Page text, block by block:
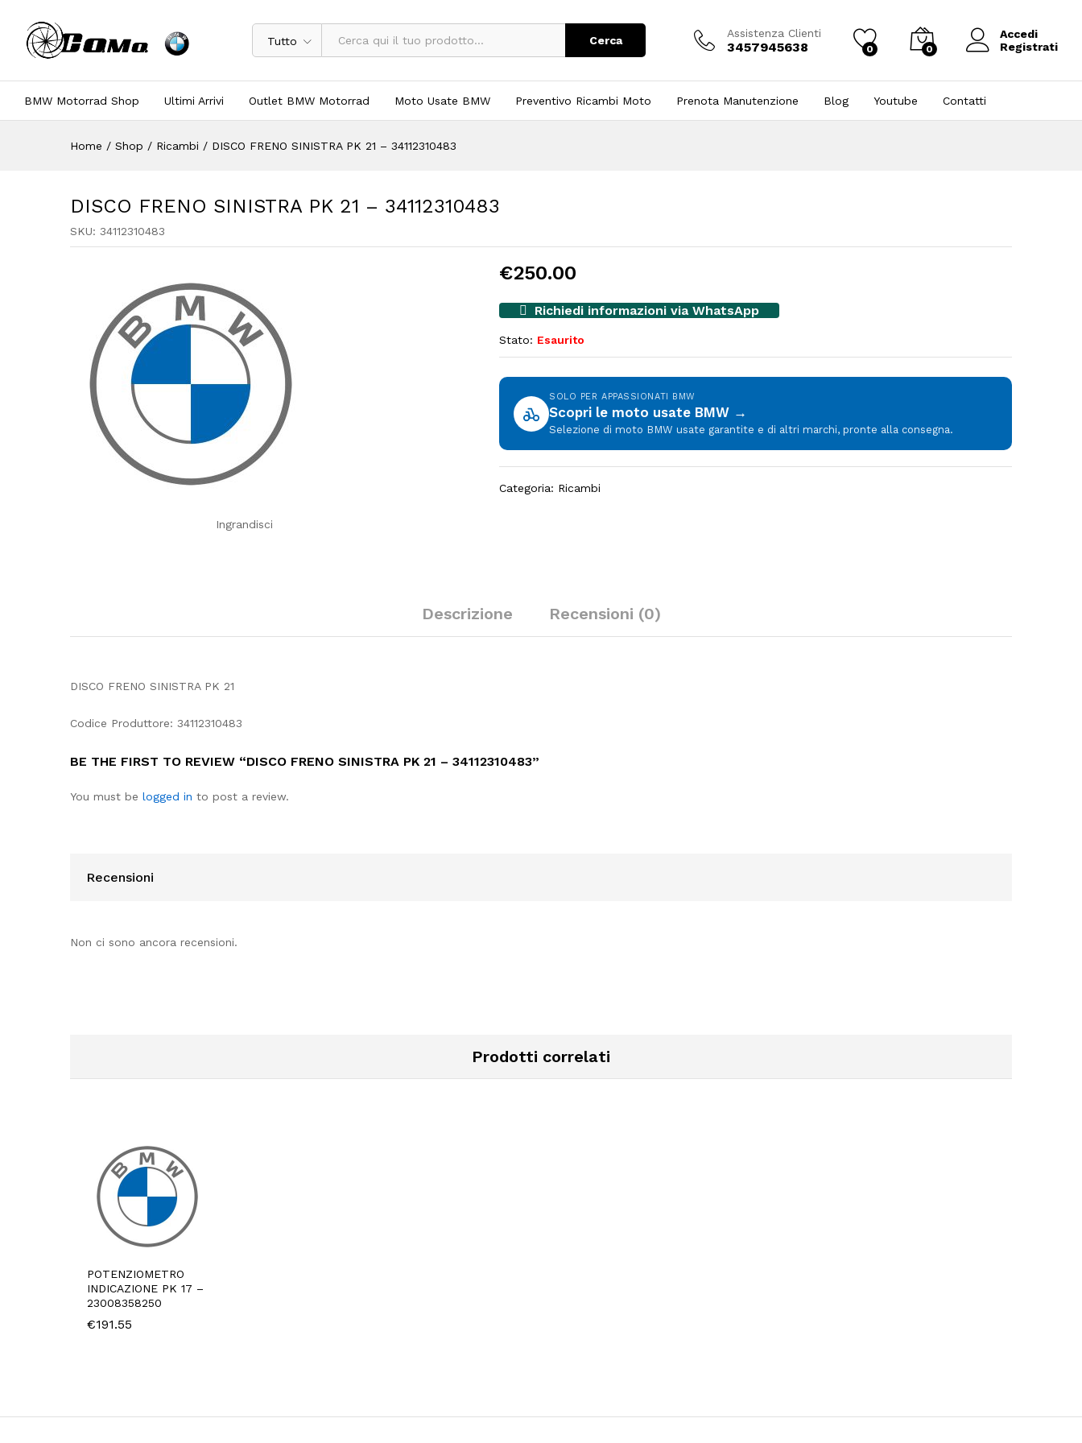
Tutto Cerca
Assistenza Clienti
3457945638 0 0
Accedi
Registrati
BMW Motorrad Shop Ultimi Arrivi Outlet BMW Motorrad Moto Usate BMW Preventivo Ricambi Moto Prenota Manutenzione Blog Youtube Contatti
Home / Shop / Ricambi / DISCO FRENO SINISTRA PK 21 – 34112310483
DISCO FRENO SINISTRA PK 21 – 34112310483
SKU: 34112310483
Ingrandisci
€250.00
Richiedi informazioni via WhatsApp
Stato: Esaurito
SOLO PER APPASSIONATI BMW
Scopri le moto usate BMW →
Selezione di moto BMW usate garantite e di altri marchi, pronte alla consegna.
Categoria: Ricambi
Descrizione Recensioni (0)
DISCO FRENO SINISTRA PK 21
Codice Produttore: 34112310483
BE THE FIRST TO REVIEW “DISCO FRENO SINISTRA PK 21 – 34112310483”
You must be logged in to post a review.
Recensioni
Non ci sono ancora recensioni.
Prodotti correlati
POTENZIOMETRO
INDICAZIONE PK 17 –
23008358250
€191.55